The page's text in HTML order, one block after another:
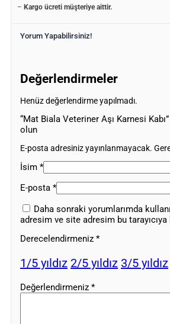
– Kargo ücreti müşteriye aittir.
Yorum Yapabilirsiniz!
Değerlendirmeler
Henüz değerlendirme yapılmadı.
“Mat Biala Veteriner Aşı Karnesi
olun
E-posta adresiniz yayınlanmayacak.
İsim *
E-posta *
Daha sonraki yorumlarımda
adresim ve site adresim bu
Derecelendirmeniz *
1/5 yıldız 2/5 yıldız 3/5 yıldız
Değerlendirmeniz *